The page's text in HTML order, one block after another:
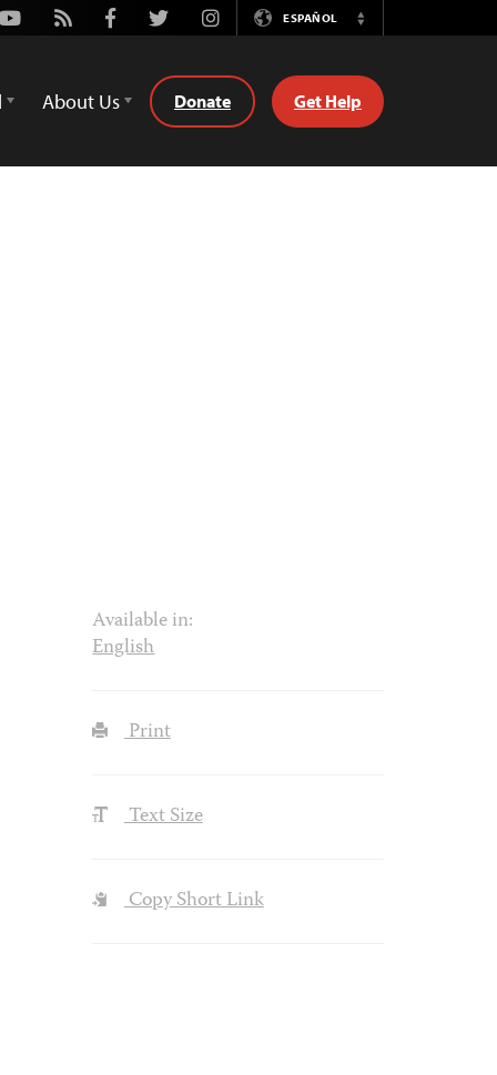
Youtube
Rss FacebookTwitterInstagramESPAÑOL
Switch
About Us Donate Get Help
Available in:
English
Print
Text Size
Copy Short Link